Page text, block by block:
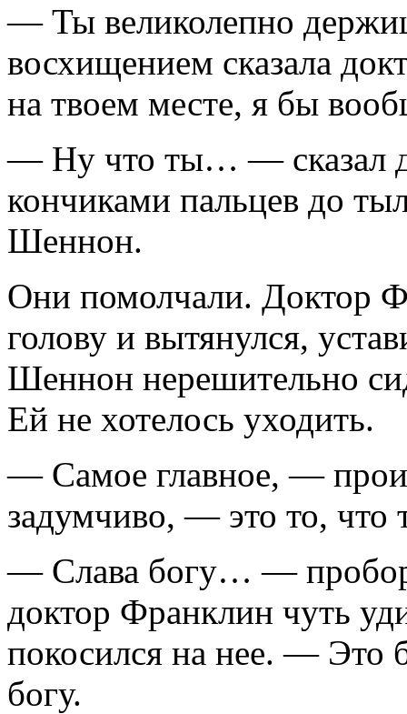
— Ты великолепно
восхищением сказала
на твоем месте, я бы
— Ну что ты… — сказал
кончиками пальцев до
Шеннон.
Они помолчали. Доктор
голову и вытянулся,
Шеннон нерешительно
Ей не хотелось уходить.
— Самое главное, —
задумчиво, — это то, что
— Слава богу… —
доктор Франклин чуть
покосился на нее. —
богу.